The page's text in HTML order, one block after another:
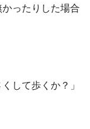
ったりした場合
して歩くか？」